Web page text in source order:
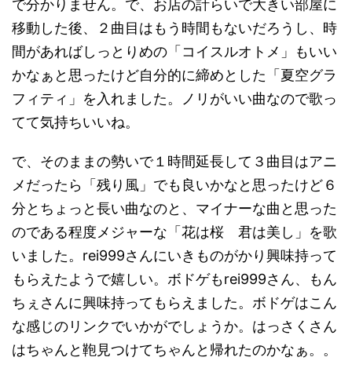
で分かりません。で、お店の計らいで大きい部屋に
移動した後、２曲目はもう時間もないだろうし、時
間があればしっとりめの「コイスルオトメ」もいい
かなぁと思ったけど自分的に締めとした「夏空グラ
フィティ」を入れました。ノリがいい曲なので歌っ
てて気持ちいいね。
で、そのままの勢いで１時間延長して３曲目はアニ
メだったら「残り風」でも良いかなと思ったけど６
分とちょっと長い曲なのと、マイナーな曲と思った
のである程度メジャーな「花は桜 君は美し」を歌
いました。rei999さんにいきものがかり興味持って
もらえたようで嬉しい。ボドゲもrei999さん、もん
ちぇさんに興味持ってもらえました。ボドゲはこん
な感じのリンクでいかがでしょうか。はっさくさん
はちゃんと鞄見つけてちゃんと帰れたのかなぁ。。